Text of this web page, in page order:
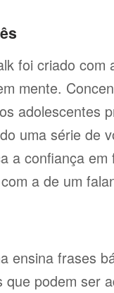
foi criado com
mente.
adolescentes
uma série de
a confiança
a de um
ensina frases
que podem ser